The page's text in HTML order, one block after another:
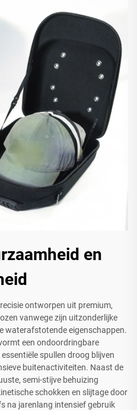
en
ontworpen uit premium,
vanwege zijn uitzonderlijke
waterafstotende eigenschappen.
een ondoordringbare
spullen droog blijven
buitenactiviteiten. Naast de
semi-stijve behuizing
schokken en slijtage door
na jarenlang intensief gebruik